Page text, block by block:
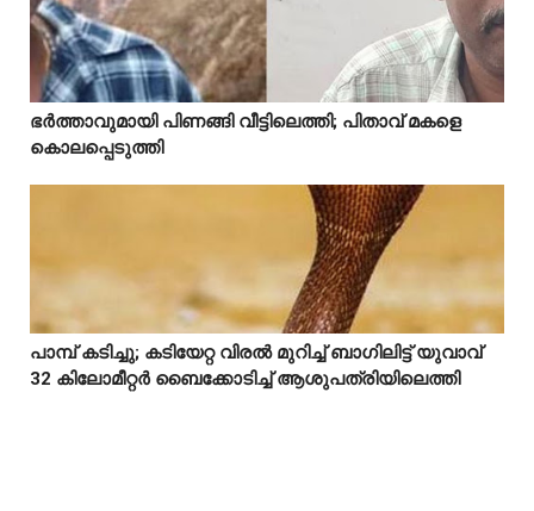
  
ഭർത്താവുമായി പിണങ്ങി വീട്ടിലെത്തി; പിതാവ് മകളെ
കൊലപ്പെടുത്തി
  
Mostreaded
പാമ്പ് കടിച്ചു; കടിയേറ്റ വിരൽ മുറിച്ച് ബാഗിലിട്ട് യുവാവ്
32 കിലോമീറ്റർ ബൈക്കോടിച്ച് ആശുപത്രിയിലെത്തി